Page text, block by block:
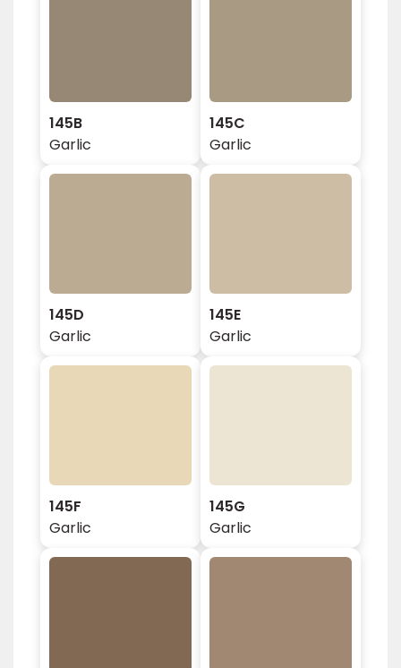
145B
Garlic
145C
Garlic
145D
Garlic
145E
Garlic
145F
Garlic
145G
Garlic